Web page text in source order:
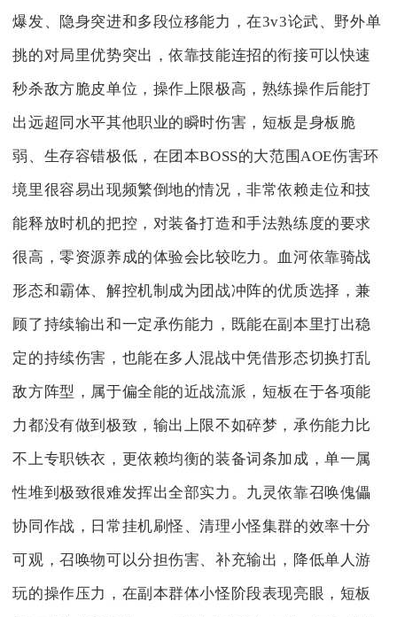
爆发、隐身突进和多段位移能力，在3v3论武、野外单
挑的对局里优势突出，依靠技能连招的衔接可以快速
秒杀敌方脆皮单位，操作上限极高，熟练操作后能打
出远超同水平其他职业的瞬时伤害，短板是身板脆
弱、生存容错极低，在团本BOSS的大范围AOE伤害环
境里很容易出现频繁倒地的情况，非常依赖走位和技
能释放时机的把控，对装备打造和手法熟练度的要求
很高，零资源养成的体验会比较吃力。血河依靠骑战
形态和霸体、解控机制成为团战冲阵的优质选择，兼
顾了持续输出和一定承伤能力，既能在副本里打出稳
定的持续伤害，也能在多人混战中凭借形态切换打乱
敌方阵型，属于偏全能的近战流派，短板在于各项能
力都没有做到极致，输出上限不如碎梦，承伤能力比
不上专职铁衣，更依赖均衡的装备词条加成，单一属
性堆到极致很难发挥出全部实力。九灵依靠召唤傀儡
协同作战，日常挂机刷怪、清理小怪集群的效率十分
可观，召唤物可以分担伤害、补充输出，降低单人游
玩的操作压力，在副本群体小怪阶段表现亮眼，短板